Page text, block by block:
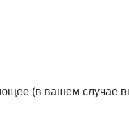
(в вашем случае